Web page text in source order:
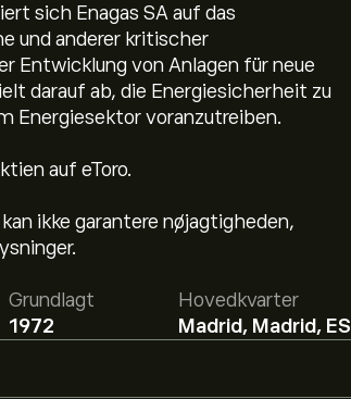
sich Enagas SA auf das
und anderer kritischer
Entwicklung von Anlagen für neue
darauf ab, die Energiesicherheit zu
Energiesektor voranzutreiben.
auf eToro.
ikke garantere nøjagtigheden,
Grundlagt
1972
Hovedkvarter
Madrid, Madrid, ES